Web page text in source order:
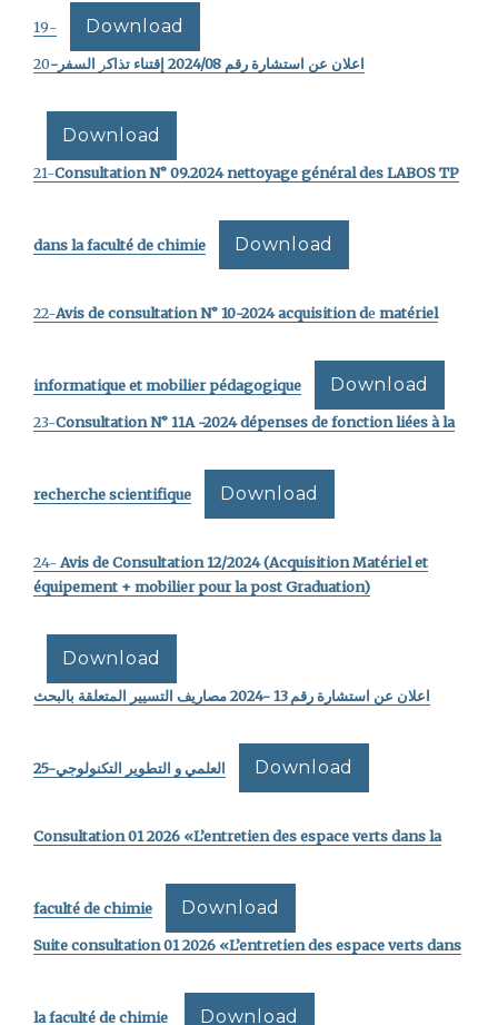
-19 Download
اعلان عن استشارة رقم 2024/08 إقتناء تذاك ر السفر-20
Download
21-Consultation N° 09.2024 nettoyage général des LABOS TP
dans la faculté de chimie Download
22-Avis de consultation N° 10-2024acquisition de matériel
informatique et mobilier pédagogique Download
23-Consultation N° 11A -2024 dépenses de fonction liées à la
recherche scientifique Download
24-Avis de Consultation 12/2024 (Acquisition Matériel et
équipement + mobilier pour la post Graduation)
Download
اعلان عن استشارة رقم 13 -2024 مصاريف التسيير المتعلقة بالبحث
العلمي و التطوير التكنولوجي-25 Download
Consultation 01 2026 «L’entretien des espace verts dans la
faculté de chimie Download
Suite consultation 01 2026 «L’entretien des espace verts dans
la faculté de chimie Download